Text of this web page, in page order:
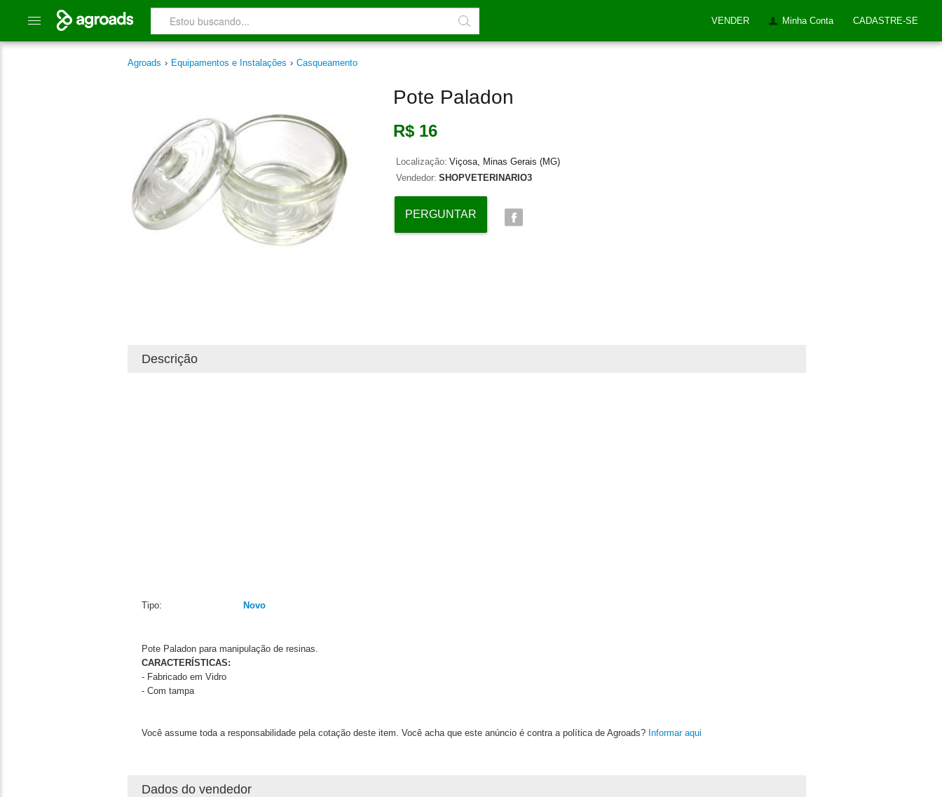
VENDER Minha Conta CADASTRE-SE
Agroads › Equipamentos e Instalações › Casqueamento
Pote Paladon
R$ 16
Localização: Viçosa, Minas Gerais (MG)
Vendedor: SHOPVETERINARIO3
PERGUNTAR
Descrição
Tipo: Novo
Pote Paladon para manipulação de resinas.
CARACTERÍSTICAS:
- Fabricado em Vidro
- Com tampa
Você assume toda a responsabilidade pela cotação deste item. Você acha que este anúncio é contra a política de Agroads? Informar aqui
Dados do vendedor